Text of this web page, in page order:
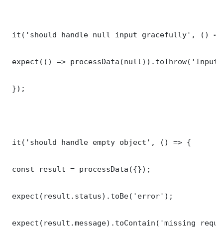
it('should handle null input gracefully', ()
expect(() =>
});
it('should handle empty object', () => {
const result = processData({});
expect(result.status).toBe('error');
expect(result.message).toContain('missing